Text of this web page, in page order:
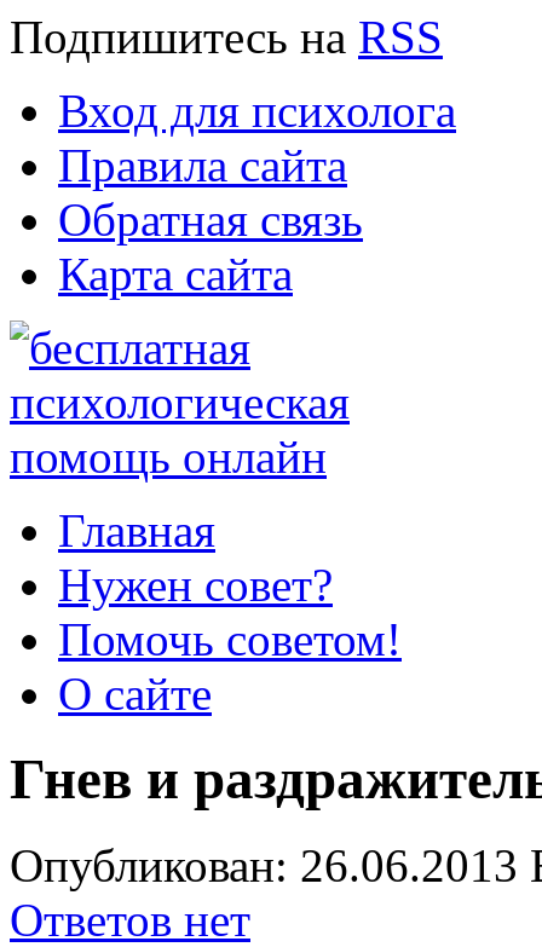
Подпишитесь на RSS
Вход для психолога
Правила сайта
Обратная связь
Карта сайта
Главная
Нужен совет?
Помочь советом!
О сайте
Гнев и
Опубликован:
Ответов нет